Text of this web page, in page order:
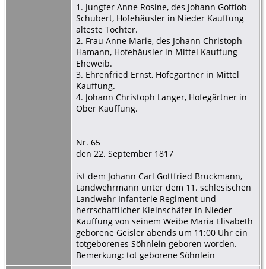
1. Jungfer Anne Rosine, des Johann Gottlob
Schubert, Hofehäusler in Nieder Kauffung
älteste Tochter.
2. Frau Anne Marie, des Johann Christoph
Hamann, Hofehäusler in Mittel Kauffung
Eheweib.
3. Ehrenfried Ernst, Hofegärtner in Mittel
Kauffung.
4. Johann Christoph Langer, Hofegärtner in
Ober Kauffung.
Nr. 65
den 22. September 1817
ist dem Johann Carl Gottfried Bruckmann,
Landwehrmann unter dem 11. schlesischen
Landwehr Infanterie Regiment und
herrschaftlicher Kleinschäfer in Nieder
Kauffung von seinem Weibe Maria Elisabeth
geborene Geisler abends um 11:00 Uhr ein
totgeborenes Söhnlein geboren worden.
Bemerkung: tot geborene Söhnlein